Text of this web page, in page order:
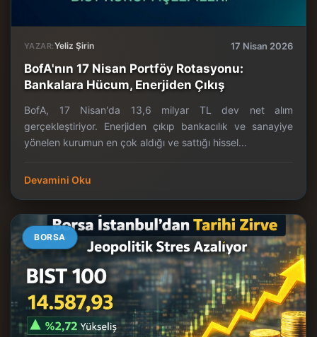
YAZAR:Yeliz Şirin 17 Nisan 2026
BofA'nın 17 Nisan Portföy Rotasyonu:
Bankalara Hücum, Enerjiden Çıkış
BofA, 17 Nisan'da 13,6 milyar TL dev net alım
gerçekleştiriyor. Enerjiden çıkıp bankacılık ve sanayiye
yönelen kurumun en çok aldığı ve sattığı hissel...
Devamini Oku
BORSA